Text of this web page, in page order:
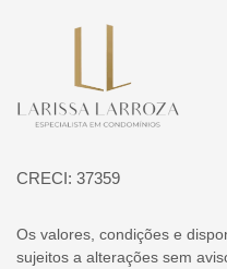
CRECI: 37359
Os valores, condições e
sujeitos a alterações sem